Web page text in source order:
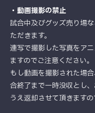
・動画撮影の禁止
試合中及びグッズ売り場
ただきます。
連写で撮影した写真をア
ますのでご注意ください。
もし動画を撮影された場
合終了まで一時没収とし
うえ返却させて頂きますの